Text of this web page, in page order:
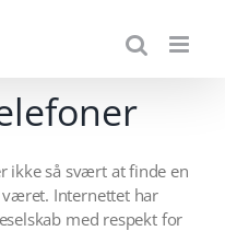
ikke så svært at finde en
Internettet har
med respekt for